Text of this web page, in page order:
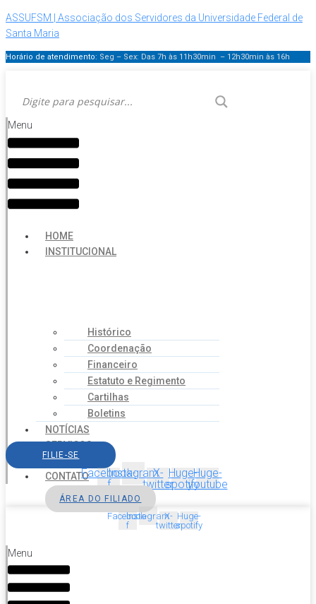
ASSUFSM | Associação dos Servidores da Universidade Federal de
Santa Maria
Horário de atendimento: Seg – Sex: Das 7h às 11h30min – 12h30min às 16h
Menu
HOME
INSTITUCIONAL
Histórico
Coordenação
Financeiro
Estatuto e Regimento
Cartilhas
Boletins
NOTÍCIAS
SERVIÇOS
AGENDA
CONTATO
FILIE-SE
Facebook-
f
InstagramX-
twitter
Huge-
spotify
Huge-
youtube
ÁREA DO FILIADO
Facebook-
f
InstagramX-
twitter
Huge-
spotify
Menu